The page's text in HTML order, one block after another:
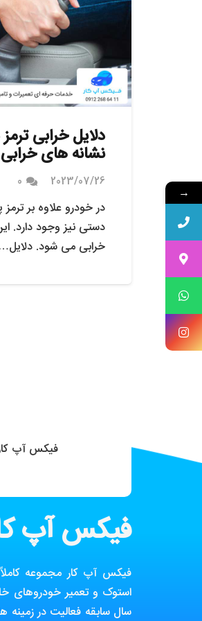
دلایل خرابی
نشانه های خرابی
2023/07/26
0
در خودرو علاوه بر ترمز
دستی نیز وجود دارد.
خرابی می شود.
فیکس آپ
فیکس آپ
فیکس آپ کار مجموعه
استوک و تعمیر خودروهای
سال سابقه فعالیت در
→